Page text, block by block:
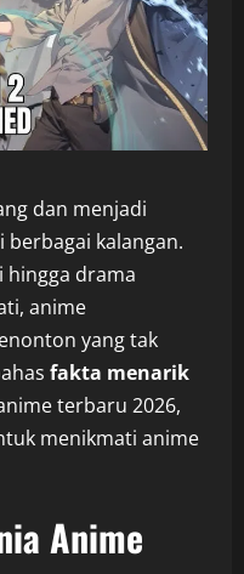
dan menjadi
kalangan.
hingga drama
anime
yang tak
fakta menarik
terbaru 2026,
menikmati anime
Anime